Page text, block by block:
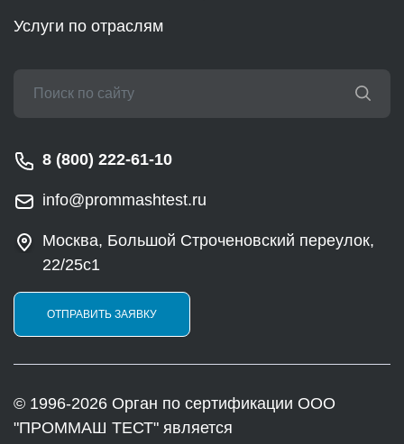
Услуги по отраслям
8 (800) 222-61-10
info@prommashtest.ru
Москва, Большой Строченовский переулок,
22/25с1
ОТПРАВИТЬ ЗАЯВКУ
© 1996-2026 Орган по сертификации ООО
"ПРОММАШ ТЕСТ" является